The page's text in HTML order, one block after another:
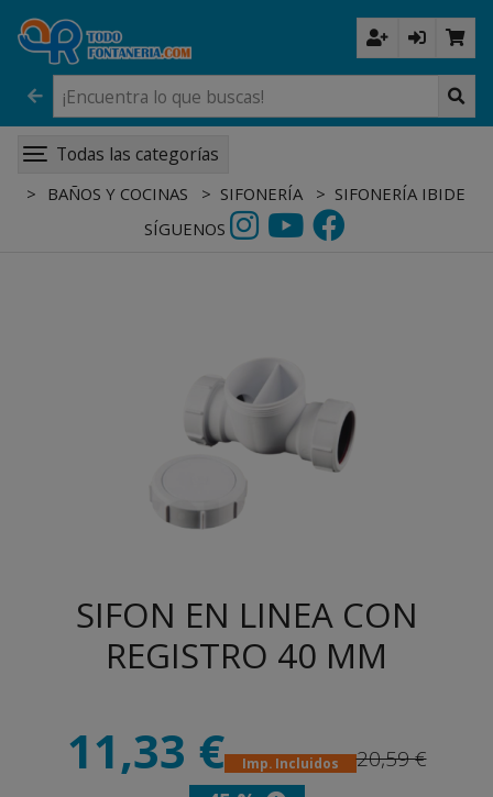
Todas las categorías
BAÑOS Y COCINAS SIFONERÍA
SIFONERÍA IBIDE
SÍGUENOS
SIFON EN LINEA CON
REGISTRO 40 MM
11,33 € Imp. Incluidos
20,59 €